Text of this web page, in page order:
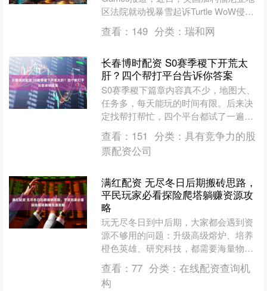
区法院就动视暴雪起诉Turtle WoW侵权
一案作出判决，暴雪最终胜诉，法院向
这款....
查看： 149 分类： 瑞和网
长春博时配资 S0赛季稷下开荒太
肝？四个帮打平台告诉你答案
S0赛季稷下篇章内容真不少，地图大、
任务多，每天能玩的时间有限。后来决
定找帮打帮忙，四个平台都试了一遍，
下面说说真实感受。 氪金兽 第一家试的
是氪金兽。氪金兽本....
查看： 151 分类： 具有竞争力的股
票配资公司
满红配资 无尽冬日后期搬砖思路，
平民玩家必看探险爬塔躺赚资源攻
略
玩无尽冬日到中后期，大家都会遇到资
源不够用的问题：升级高级熔炉、培养
橙色英雄、研究科技，都需要海量物
资。其实游戏内有一套成熟的搬砖养号
逻辑，不用氪，靠资源变现和....
查看： 77 分类： 在线配资查询机
构